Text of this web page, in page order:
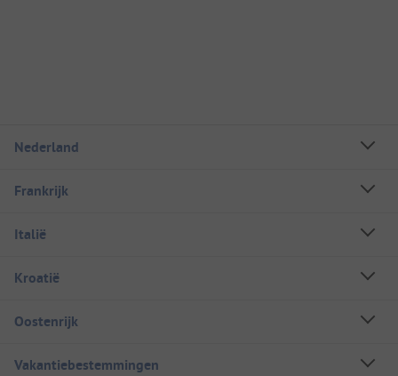
Nederland
Frankrijk
Italië
Kroatië
Oostenrijk
Vakantiebestemmingen